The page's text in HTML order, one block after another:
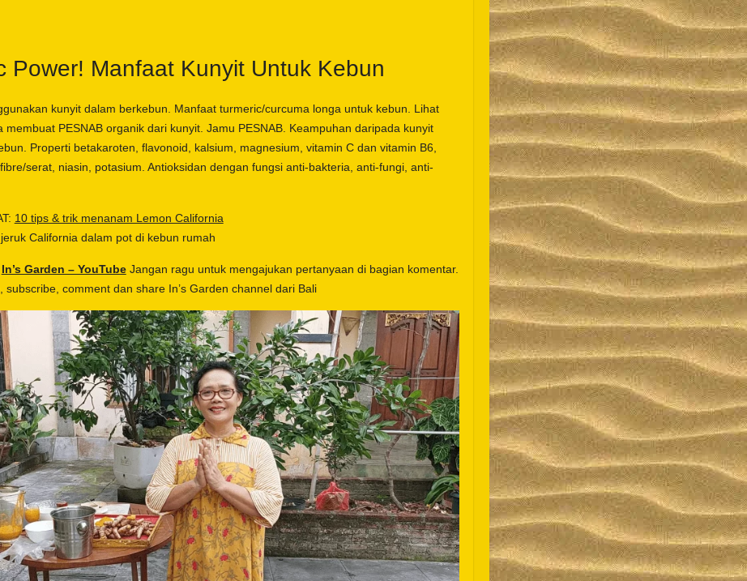
Power! Manfaat Kunyit Untuk Kebun
kunyit dalam berkebun. Manfaat turmeric/curcuma longa untuk kebun. Lihat
membuat PESNAB organik dari kunyit. Jamu PESNAB. Keampuhan daripada kunyit
Properti betakaroten, flavonoid, kalsium, magnesium, vitamin C dan vitamin B6,
serat, niasin, potasium. Antioksidan dengan fungsi anti-bakteria, anti-fungi, anti-
10 tips & trik menanam Lemon California
California dalam pot di kebun rumah
In’s Garden – YouTubeJangan ragu untuk mengajukan pertanyaan di bagian komentar.
subscribe, comment dan share In’s Garden channel dari Bali